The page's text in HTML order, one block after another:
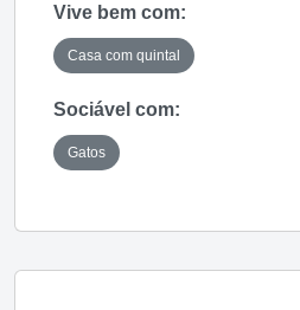
Vive bem com:
Casa com quintal
Sociável com:
Gatos